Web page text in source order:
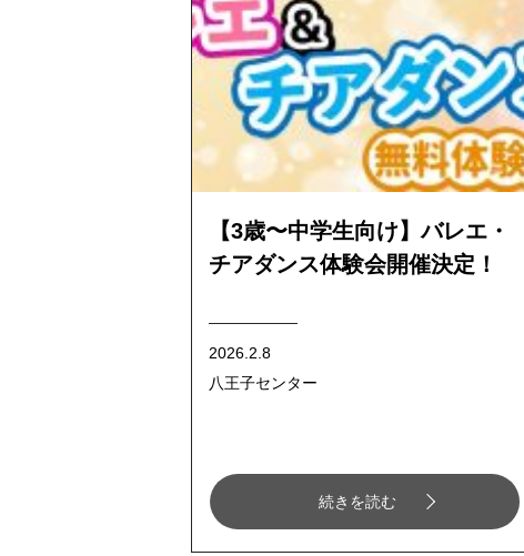
【3歳〜中学生向け】バレエ・
チアダンス体験会開催決定！
2026.2.8
八王子センター
続きを読む